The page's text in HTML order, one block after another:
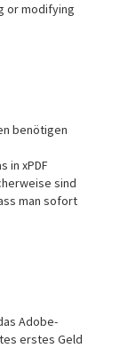
or modifying
benötigen
in xPDF
sind
man sofort
Adobe-
erstes Geld